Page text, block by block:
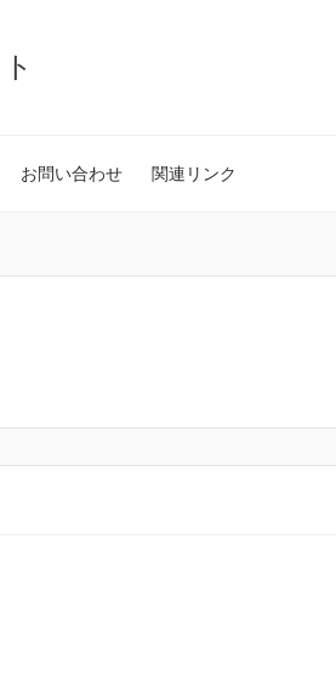
お問い合わせ 関連リンク